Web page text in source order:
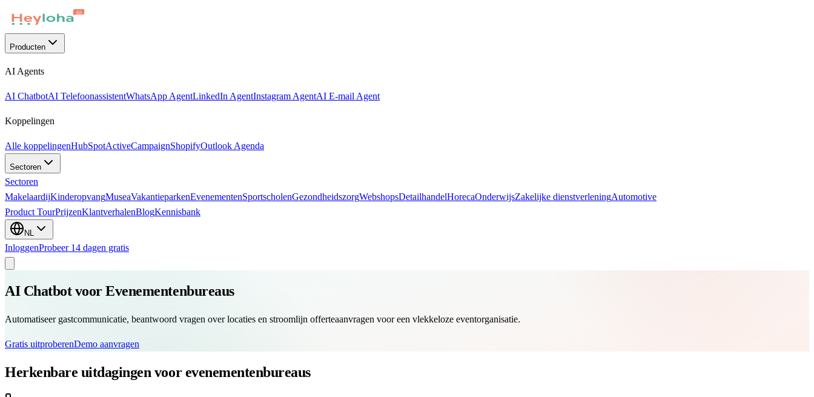
Producten
AI Agents
AI ChatbotAI TelefoonassistentWhatsApp AgentLinkedIn AgentInstagram AgentAI E-mail Agent
Koppelingen
Alle koppelingenHubSpotActiveCampaignShopifyOutlook Agenda
Sectoren
Sectoren
MakelaardijKinderopvangMuseaVakantieparkenEvenementenSportscholenGezondheidszorgWebshopsDetailhandelHorecaOnderwijsZakelijke dienstverleningAutomotive
Product TourPrijzenKlantverhalenBlogKennisbank
NL
InloggenProbeer 14 dagen gratis
AI Chatbot voor Evenementenbureaus
Automatiseer gastcommunicatie, beantwoord vragen over locaties en stroomlijn offerteaanvragen voor een vlekkeloze eventorganisatie.
Gratis uitproberenDemo aanvragen
Herkenbare uitdagingen voor evenementenbureaus